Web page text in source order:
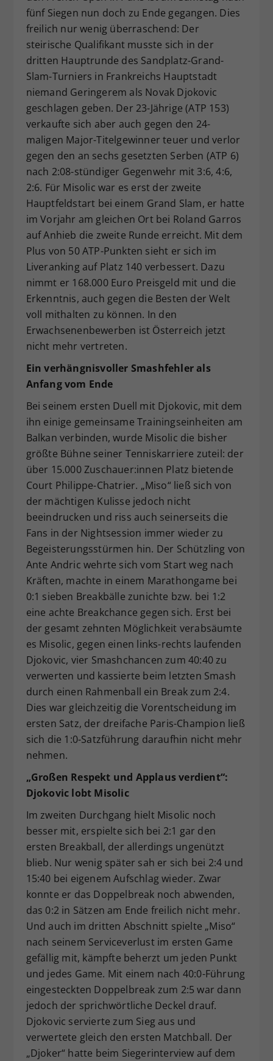
fünf Siegen nun doch zu Ende gegangen. Dies
freilich nur wenig überraschend: Der
steirische Qualifikant musste sich in der
dritten Hauptrunde des Sandplatz-Grand-
Slam-Turniers in Frankreichs Hauptstadt
niemand Geringerem als Novak Djokovic
geschlagen geben. Der 23-Jährige (ATP 153)
verkaufte sich aber auch gegen den 24-
maligen Major-Titelgewinner teuer und verlor
gegen den an sechs gesetzten Serben (ATP 6)
nach 2:08-stündiger Gegenwehr mit 3:6, 4:6,
2:6. Für Misolic war es erst der zweite
Hauptfeldstart bei einem Grand Slam, er hatte
im Vorjahr am gleichen Ort bei Roland Garros
auf Anhieb die zweite Runde erreicht. Mit dem
Plus von 50 ATP-Punkten sieht er sich im
Liveranking auf Platz 140 verbessert. Dazu
nimmt er 168.000 Euro Preisgeld mit und die
Erkenntnis, auch gegen die Besten der Welt
voll mithalten zu können. In den
Erwachsenenbewerben ist Österreich jetzt
nicht mehr vertreten.
Ein verhängnisvoller Smashfehler als
Anfang vom Ende
Bei seinem ersten Duell mit Djokovic, mit dem
ihn einige gemeinsame Trainingseinheiten am
Balkan verbinden, wurde Misolic die bisher
größte Bühne seiner Tenniskarriere zuteil: der
über 15.000 Zuschauer:innen Platz bietende
Court Philippe-Chatrier. „Miso“ ließ sich von
der mächtigen Kulisse jedoch nicht
beeindrucken und riss auch seinerseits die
Fans in der Nightsession immer wieder zu
Begeisterungsstürmen hin. Der Schützling von
Ante Andric wehrte sich vom Start weg nach
Kräften, machte in einem Marathongame bei
0:1 sieben Breakbälle zunichte bzw. bei 1:2
eine achte Breakchance gegen sich. Erst bei
der gesamt zehnten Möglichkeit verabsäumte
es Misolic, gegen einen links-rechts laufenden
Djokovic, vier Smashchancen zum 40:40 zu
verwerten und kassierte beim letzten Smash
durch einen Rahmenball ein Break zum 2:4.
Dies war gleichzeitig die Vorentscheidung im
ersten Satz, der dreifache Paris-Champion ließ
sich die 1:0-Satzführung daraufhin nicht mehr
nehmen.
„Großen Respekt und Applaus verdient“:
Djokovic lobt Misolic
Im zweiten Durchgang hielt Misolic noch
besser mit, erspielte sich bei 2:1 gar den
ersten Breakball, der allerdings ungenützt
blieb. Nur wenig später sah er sich bei 2:4 und
15:40 bei eigenem Aufschlag wieder. Zwar
konnte er das Doppelbreak noch abwenden,
das 0:2 in Sätzen am Ende freilich nicht mehr.
Und auch im dritten Abschnitt spielte „Miso“
nach seinem Serviceverlust im ersten Game
gefällig mit, kämpfte beherzt um jeden Punkt
und jedes Game. Mit einem nach 40:0-Führung
eingesteckten Doppelbreak zum 2:5 war dann
jedoch der sprichwörtliche Deckel drauf.
Djokovic servierte zum Sieg aus und
verwertete gleich den ersten Matchball. Der
„Djoker“ hatte beim Siegerinterview auf dem
Zweck
Dieser Wert speichert Ihre Consent-
Einstellungen. Unter anderem eine
zufällig generierte ID, für die
historische Speicherung Ihrer
vorgenommen Einstellungen, falls der
Webseiten-Betreiber dies eingestellt
hat.